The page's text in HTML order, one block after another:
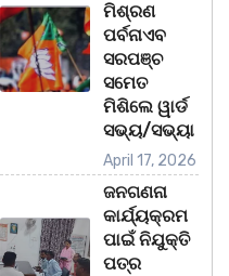
ମିଶ୍ରଣ
ପର୍ବନାଏବ
ସରପଞ୍ଚ
ସମେତ
ମିଶିଲେ ୱାର୍ଡ
ସଭ୍ୟ/ସଭ୍ୟା
April 17, 2026
ଜନଗଣନା
କାର୍ଯ୍ୟକ୍ରମ
ପାଇଁ ନିଯୁକ୍ତି
ପତ୍ର